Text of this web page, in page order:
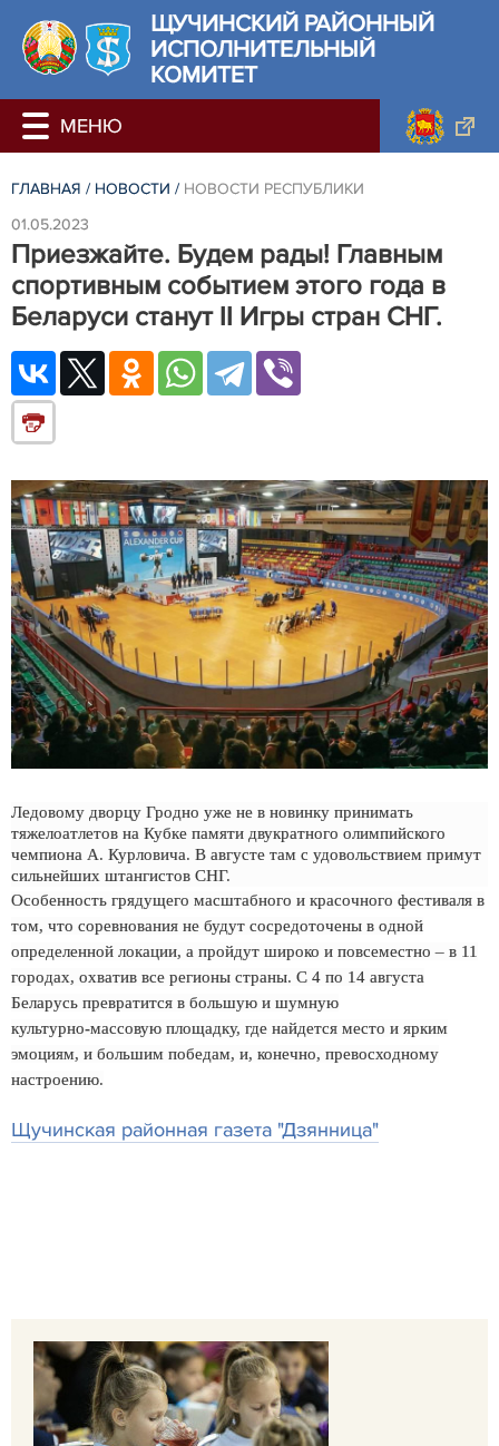
ЩУЧИНСКИЙ РАЙОННЫЙ
ИСПОЛНИТЕЛЬНЫЙ
КОМИТЕТ
ГЛАВНАЯ / НОВОСТИ / НОВОСТИ РЕСПУБЛИКИ
01.05.2023
Приезжайте. Будем рады! Главным
спортивным событием этого года в
Беларуси станут II Игры стран СНГ.
Ледовому дворцу Гродно уже не в новинку принимать
тяжелоатлетов на Кубке памяти двукратного олимпийского
чемпиона А. Курловича. В августе там с удовольствием примут
сильнейших штангистов СНГ.
Особенность грядущего масштабного и красочного фестиваля в
том, что соревнования не будут сосредоточены в одной
определенной локации, а пройдут широко и повсеместно – в 11
городах, охватив все регионы страны. C 4 по 14 августа
Беларусь превратится в большую и шумную
культурно‑массовую площадку, где найдется место и ярким
эмоциям, и большим победам, и, конечно, превосходному
настроению.
Щучинская районная газета "Дзянница"